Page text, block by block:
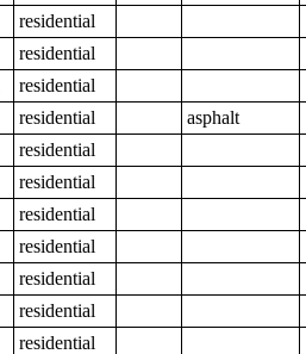
residential
residential
residential
residential
asphalt
residential
residential
residential
residential
residential
residential
residential